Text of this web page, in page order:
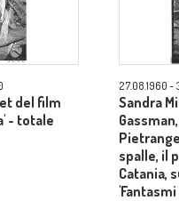
del film
- totale
27.08.1960 -
Sandra
spalle, il
Catania,